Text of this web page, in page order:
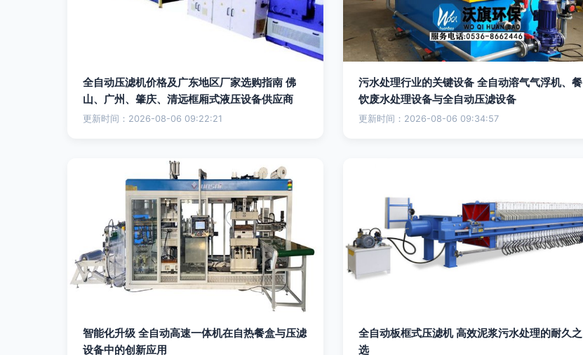
全自动压滤机价格及广东地区厂家选购指南 佛
山、广州、肇庆、清远框厢式液压设备供应商
更新时间：2026-08-06 09:22:21
污水处理行业的关键设备 全自动溶气气浮机、餐
饮废水处理设备与全自动压滤设备
更新时间：2026-08-06 09:34:57
智能化升级 全自动高速一体机在自热餐盒与压滤
设备中的创新应用
全自动板框式压滤机 高效泥浆污水处理的耐久之
选